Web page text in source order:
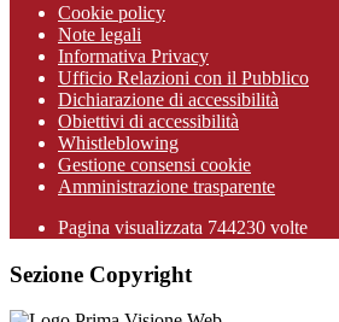
Cookie policy
Note legali
Informativa Privacy
Ufficio Relazioni con il Pubblico
Dichiarazione di accessibilità
Obiettivi di accessibilità
Whistleblowing
Gestione consensi cookie
Amministrazione trasparente
Pagina visualizzata 744230 volte
Sezione Copyright